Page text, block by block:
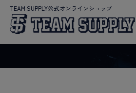
TEAM SUPPLY公式オンラインショップ